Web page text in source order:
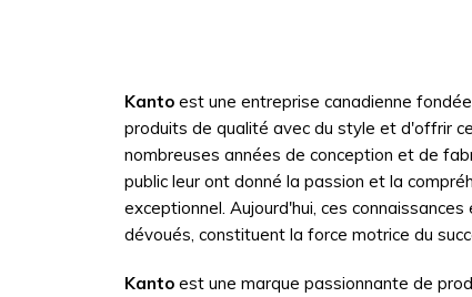
Kanto est une entreprise canadienne
produits de qualité avec du style et d'offrir
nombreuses années de conception et de
public leur ont donné la passion et la
exceptionnel. Aujourd'hui, ces
dévoués, constituent la force motrice du
Kanto est une marque passionnante de